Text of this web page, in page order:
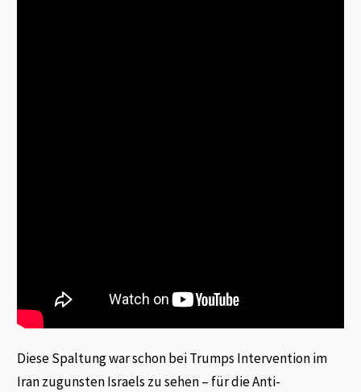
Diese Spaltung war schon bei Trumps Intervention im
Iran zugunsten Israels zu sehen – für die Anti-